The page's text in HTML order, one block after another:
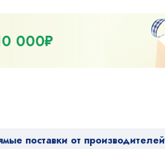
поставки от производителей